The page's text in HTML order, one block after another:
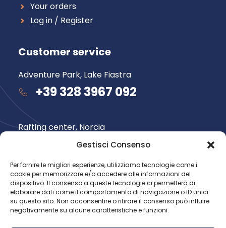
Gestisci Consenso
Per fornire le migliori esperienze, utilizziamo tecnologie come i
cookie per memorizzare e/o accedere alle informazioni del
dispositivo. Il consenso a queste tecnologie ci permetterà di
elaborare dati come il comportamento di navigazione o ID unici
su questo sito. Non acconsentire o ritirare il consenso può influire
negativamente su alcune caratteristiche e funzioni.
Your orders
Log in / Register
Customer service
Adventure Park, Lake Fiastra
+39 328 3967 092
Rafting center, Norcia
+39 348 735 6565
Follow us